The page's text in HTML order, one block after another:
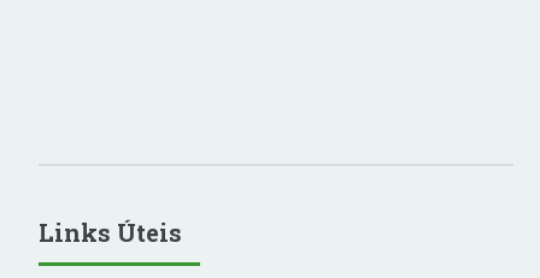
Links Úteis